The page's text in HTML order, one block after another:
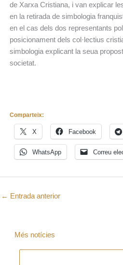
de Xarxa Cristiana, i van explicar
en la retirada de simbologia
en el cas dels dos representants
posicionament dels col·lectius
simbologia explicant la seua
societat.
Comparteix:
X Facebook
WhatsApp Correu
← Entrada anterior
Més notícies